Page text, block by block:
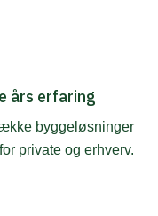
års erfaring
byggeløsninger
private og erhverv.